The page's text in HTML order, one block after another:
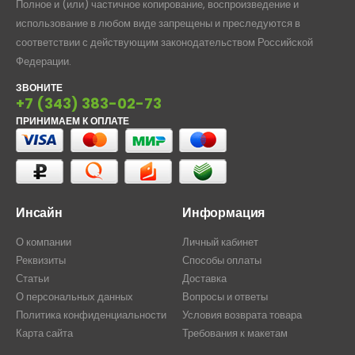
Полное и (или) частичное копирование, воспроизведение и
использование в любом виде запрещены и преследуются в
соответствии с действующим законодательством Российской
Федерации.
ЗВОНИТЕ
+7 (343) 383-02-73
ПРИНИМАЕМ К ОПЛАТЕ
Инсайн
О компании
Реквизиты
Статьи
О персональных данных
Политика конфиденциальности
Карта сайта
Информация
Личный кабинет
Способы оплаты
Доставка
Вопросы и ответы
Условия возврата товара
Требования к макетам